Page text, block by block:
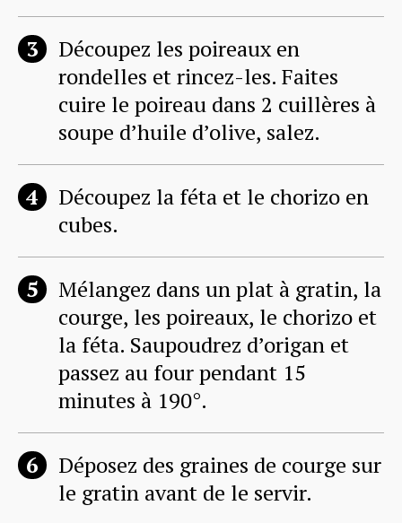
Découpez les poireaux en
rondelles et rincez-les. Faites
cuire le poireau dans 2 cuillères à
soupe d’huile d’olive, salez.
Découpez la féta et le chorizo en
cubes.
Mélangez dans un plat à gratin, la
courge, les poireaux, le chorizo et
la féta. Saupoudrez d’origan et
passez au four pendant 15
minutes à 190°.
Déposez des graines de courge sur
le gratin avant de le servir.